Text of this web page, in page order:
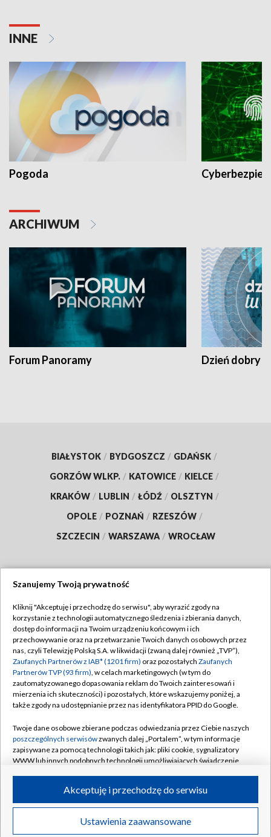
INNE
Pogoda
ARCHIWUM
Forum Panoramy Dzień dobry
BIAŁYSTOK / BYDGOSZCZ / GDAŃSK /
GORZÓW WLKP. / KATOWICE / KIELCE /
KRAKÓW / LUBLIN / ŁÓDŹ / OLSZTYN /
OPOLE / POZNAŃ / RZESZÓW /
SZCZECIN / WARSZAWA / WROCŁAW
TVP
Abonament TVP
Emisja w TVP
Centrum informacji TVP
Naziemna Telewizja Cyfrowa
Rada Programowa
System NOS
Informacje o nadawcy
Program dla prasy
Ogłoszenie przetargowe
Regulamin TVP
Polityka prywatności
Moje zgody
Pomoc
Kontakt
Kanały
©2026 Telewizja Polska S.A. w likwidacji
Szanujemy Twoją prywatność
Kliknij "Akceptuję i przechodzę do serwisu", aby wyrazić zgody na
korzystanie z technologii automatycznego śledzenia i zbierania danych,
dostęp do informacji na Twoim urządzeniu końcowym i ich
przechowywanie oraz na przetwarzanie Twoich danych osobowych przez
nas, czyli Telewizję Polską S.A. w likwidacji (zwaną dalej również „TVP”),
Zaufanych Partnerów z IAB* (1201 firm) oraz pozostałych Zaufanych
Partnerów TVP (93 firm), w celach marketingowych (w tym do
zautomatyzowanego dopasowania reklam do Twoich zainteresowań i
mierzenia ich skuteczności) i pozostałych, które wskazujemy poniżej, a
także zgody na udostępnianie przez nas identyfikatora PPID do Google.
Twoje dane osobowe zbierane podczas odwiedzania przez Ciebie naszych
poszczególnych serwisówzwanych dalej „Portalem”, w tym informacje
zapisywane za pomocą technologii takich jak: pliki cookie, sygnalizatory
WWW lub innych podobnych technologii umożliwiających świadczenie
ruchu w Internecie.
Twoje dane osobowe zbierane podczas odwiedzania przez Ciebie
poszczególnych serwisówna Portalu, takie jak adresy IP, identyfikatory
Ustawienia zaawansowane
Akceptuję i przechodzę do serwisu